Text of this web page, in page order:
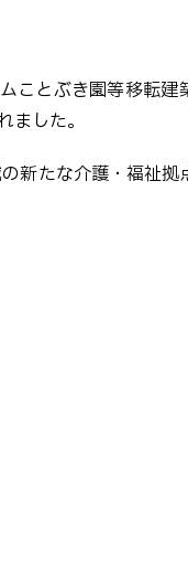
ことぶき園等移転
ました。
新たな介護・福祉